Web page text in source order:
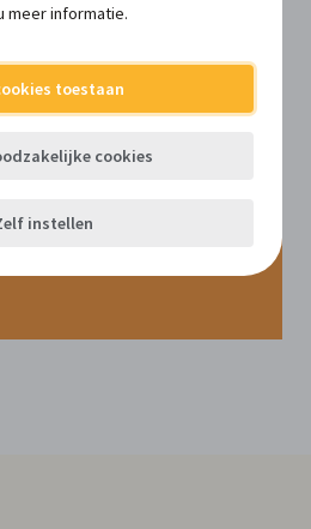
meer informatie.
toestaan
cookies
instellen
Facebook
via Twitter
permalink van deze update
update via e-mail